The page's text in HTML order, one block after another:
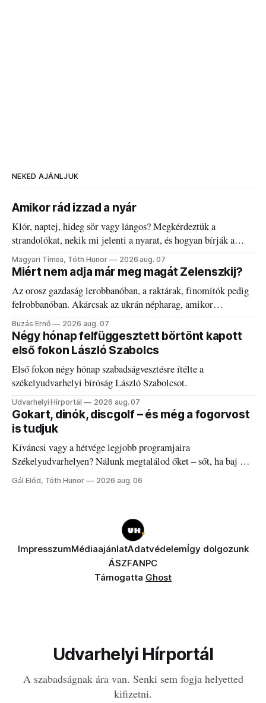
NEKED AJÁNLJUK
Amikor rád izzad a nyár
Klór, naptej, hideg sör vagy lángos? Megkérdeztük a
strandolókat, nekik mi jelenti a nyarat, és hogyan bírják a
kánikulát.
Magyari Tímea, Tóth Hunor 2026 aug. 07
Miért nem adja már meg magát Zelenszkij?
Az orosz gazdaság lerobbanóban, a raktárak, finomítók pedig
felrobbanóban. Akárcsak az ukrán népharag, amikor
elégedetlen vezetőivel.
Buzás Ernő 2026 aug. 07
Négy hónap felfüggesztett börtönt kapott
első fokon László Szabolcs
Első fokon négy hónap szabadságvesztésre ítélte a
székelyudvarhelyi bíróság László Szabolcsot.
Udvarhelyi Hírportál 2026 aug. 07
Gokart, dinók, discgolf – és még a fogorvost
is tudjuk
Kíváncsi vagy a hétvége legjobb programjaira
Székelyudvarhelyen? Nálunk megtalálod őket – sőt, ha baj van
a fogaddal, a fogorvosi ügyeletet is!
Gál Előd, Tóth Hunor 2026 aug. 06
ImpresszumMédiaajánlatAdatvédelemÍgy dolgozunk
ÁSZFANPC
Támogatta Ghost
Udvarhelyi Hírportál
A szabadságnak ára van. Senki sem fogja helyetted
kifizetni.